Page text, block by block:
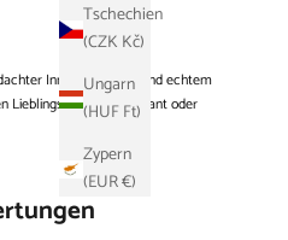
Tschechien
(CZK Kč)
Ungarn
(HUF Ft)
Zypern
(EUR €)
Innenaufteilung und echtem
Lieblingsstück. Ob elegant oder